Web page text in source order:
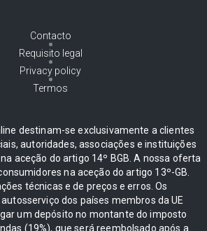
Contacto
Requisito legal
Privacy policy
Termos
destinam-se exclusivamente a clientes
autoridades, associações e instituições
aceção do artigo 14º BGB. A nossa oferta
na aceção do artigo 13º-GB.
técnicas e de preços e erros. Os
dos países membros da UE
um depósito no montante do imposto
(19%), que será reembolsado após a